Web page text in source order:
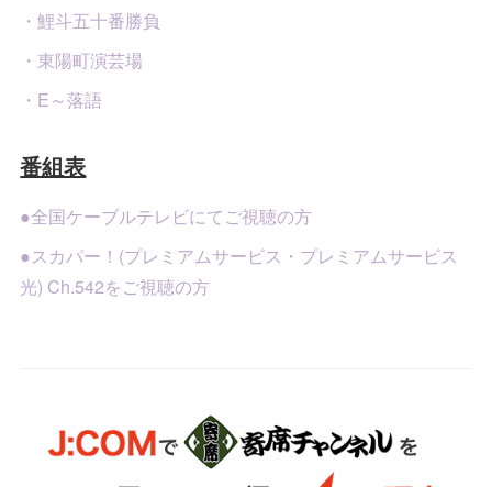
・鯉斗五十番勝負
・東陽町演芸場
・E～落語
番組表
●全国ケーブルテレビにてご視聴の方
●スカパー！(プレミアムサービス・プレミアムサービス
光) Ch.542をご視聴の方